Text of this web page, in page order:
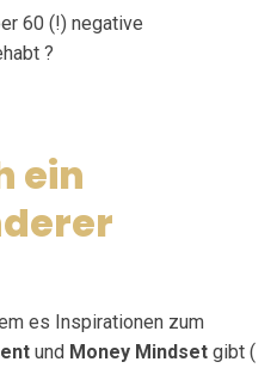
60 (!) negative
?
ein
es Inspirationen zum
und Money Mindset gibt (